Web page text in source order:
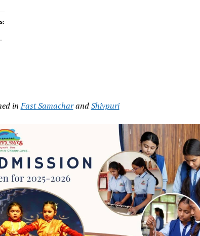
in Fast SamacharandShivpuri